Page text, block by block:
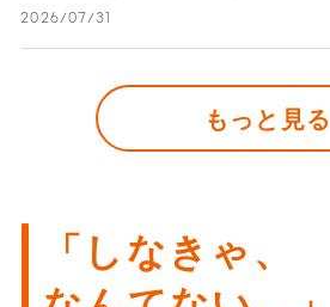
2026/07/31
もっと見る
「しなきゃ、